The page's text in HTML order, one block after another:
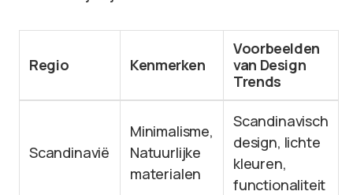
Regio Kenmerken
Voorbeelden
van Design
Trends
Scandinavië
Minimalisme,
Natuurlijke
materialen
Scandinavisch
design, lichte
kleuren,
functionaliteit